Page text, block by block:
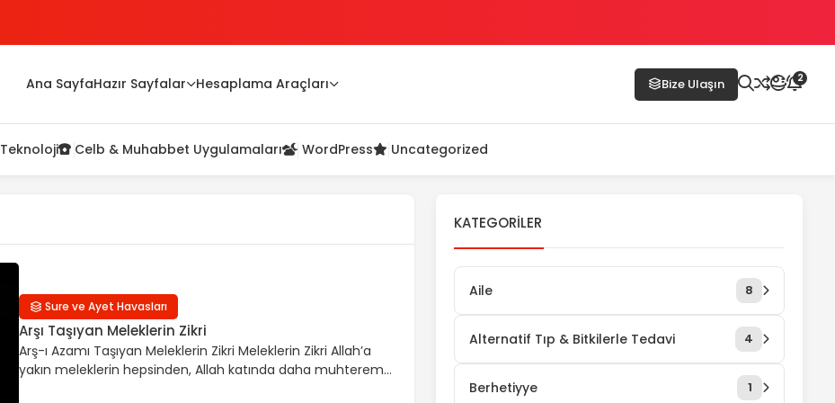
Ana SayfaHazır Sayfalar Hesaplama Araçları Bize Ulaşın 2
Teknoloji Celb & Muhabbet Uygulamaları WordPress Uncategorized
Sure ve Ayet Havasları
Arşı Taşıyan Meleklerin Zikri
Arş-ı Azamı Taşıyan Meleklerin Zikri Meleklerin Zikri Allah’a
yakın meleklerin hepsinden, Allah katında daha muhterem
KATEGORILER
Aile 8
Alternatif Tıp & Bitkilerle Tedavi 4
Berhetiyye 1